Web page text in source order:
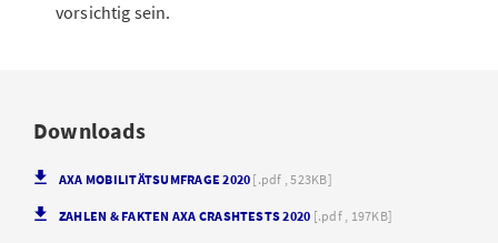
vorsichtig sein.
Downloads
AXA MOBILITÄTSUMFRAGE 2020 [.pdf , 523KB]
ZAHLEN & FAKTEN AXA CRASHTESTS 2020 [.pdf , 197KB]